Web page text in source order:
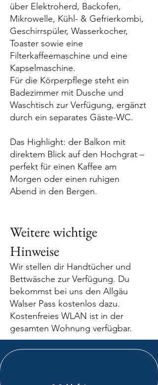
über Elektroherd, Backofen,
Mikrowelle, Kühl- & Gefrierkombi,
Geschirrspüler, Wasserkocher,
Toaster sowie eine
Filterkaffeemaschine und eine
Kapselmaschine.
Für die Körperpflege steht ein
Badezimmer mit Dusche und
Waschtisch zur Verfügung, ergänzt
durch ein separates Gäste-WC.
Das Highlight: der Balkon mit
direktem Blick auf den Hochgrat –
perfekt für einen Kaffee am
Morgen oder einen ruhigen
Abend in den Bergen.
Weitere wichtige
Hinweise
Wir stellen dir Handtücher und
Bettwäsche zur Verfügung. Du
bekommst bei uns den Allgäu
Walser Pass kostenlos dazu.
Kostenfreies WLAN ist in der
gesamten Wohnung verfügbar.